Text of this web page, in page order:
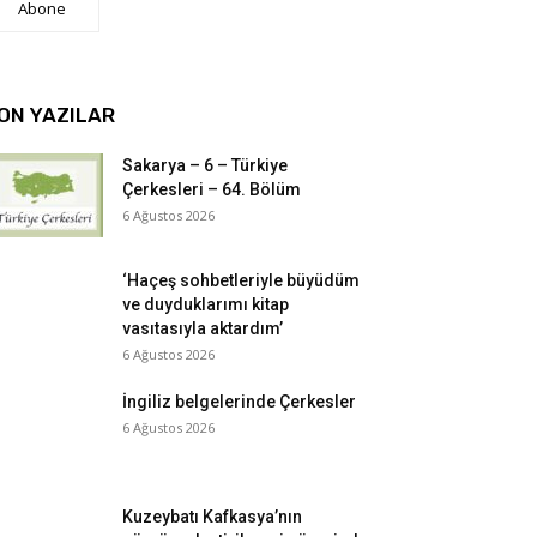
Abone
YAZILAR
Sakarya – 6 – Türkiye
Çerkesleri – 64. Bölüm
6 Ağustos 2026
‘Haçeş sohbetleriyle büyüdüm
ve duyduklarımı kitap
vasıtasıyla aktardım’
6 Ağustos 2026
İngiliz belgelerinde Çerkesler
6 Ağustos 2026
Kuzeybatı Kafkasya’nın